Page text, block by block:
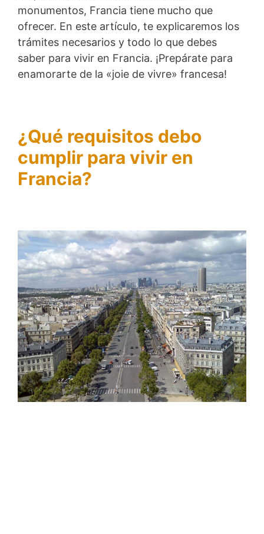
monumentos, Francia tiene mucho que
ofrecer. En este artículo, te explicaremos los
trámites necesarios y todo lo que debes
saber para vivir en Francia. ¡Prepárate para
enamorarte de la «joie de vivre» francesa!
¿Qué requisitos debo
cumplir para vivir en
Francia?